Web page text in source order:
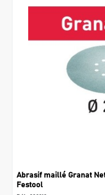
Abrasif maillé Granat Net
Festool